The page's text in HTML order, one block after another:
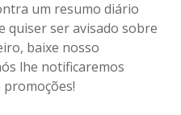
um resumo diário
quiser ser avisado sobre
baixe nosso
lhe notificaremos